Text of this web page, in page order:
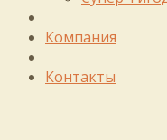
Компания
Контакты